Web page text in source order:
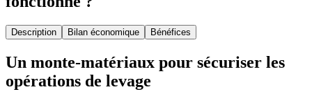
Description Bilan économique Bénéfices
Un monte-matériaux pour sécuriser les
opérations de levage